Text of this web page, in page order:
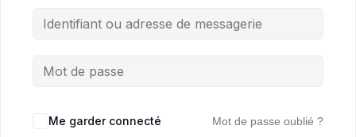
Me garder connecté Mot de passe oublié ?